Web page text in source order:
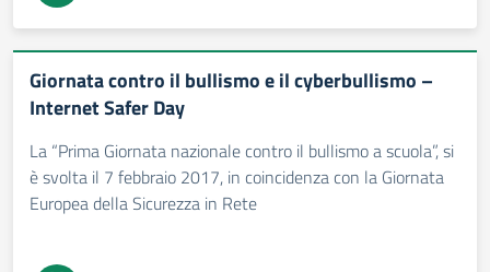
Giornata contro il bullismo e il cyberbullismo –
Internet Safer Day
La “Prima Giornata nazionale contro il bullismo a scuola”, si
è svolta il 7 febbraio 2017, in coincidenza con la Giornata
Europea della Sicurezza in Rete